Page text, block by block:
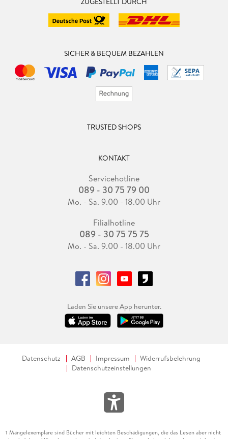
SICHER & BEQUEM BEZAHLEN
TRUSTED SHOPS
KONTAKT
Servicehotline
089 - 30 75 79 00
Mo. - Sa. 9.00 - 18.00 Uhr
Filialhotline
089 - 30 75 75 75
Mo. - Sa. 9.00 - 18.00 Uhr
Laden Sie unsere App herunter.
Datenschutz AGB Impressum
Widerrufsbelehrung
Datenschutzeinstellungen
1 Mängelexemplare sind Bücher mit leichten Beschädigungen, die das Lesen aber nicht